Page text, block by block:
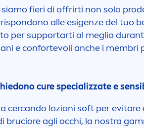
siamo fieri di offrirti non solo
alle esigenze del tuo
per supportarti al meglio
e confortevoli anche i
cure specializzate e
cercando lozioni soft per
bruciore agli occhi, la nostra